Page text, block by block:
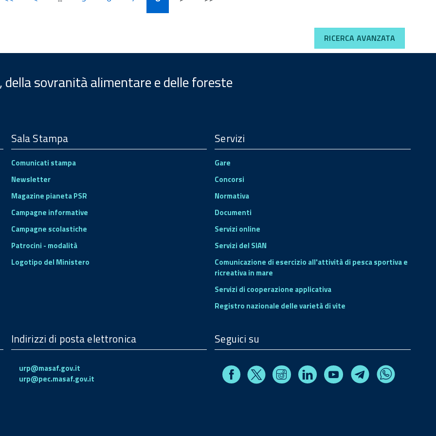
RICERCA AVANZATA
sovranità alimentare e delle foreste
Sala Stampa
Comunicati stampa
Newsletter
Magazine pianeta PSR
Campagne informative
Campagne scolastiche
Patrocini - modalità
Logotipo del Ministero
Servizi
Gare
Concorsi
Normativa
Documenti
Servizi online
Servizi del SIAN
Comunicazione di esercizio all'attività di pesca sportiva e
ricreativa in mare
Servizi di cooperazione applicativa
Registro nazionale delle varietà di vite
Indirizzi di posta elettronica
urp@masaf.gov.it
urp@pec.masaf.gov.it
Seguici su
Facebook
X InstagramLinkedinYoutube TelegramWhatsapp